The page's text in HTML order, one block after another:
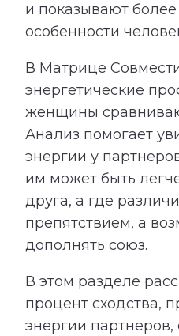
и показывают
особенности
В Матрице
энергетические
женщины
Анализ помогает
энергии у
им может быть
друга, а где
препятствием, а
дополнять союз.
В этом разделе
процент сходства,
энергии партнеров,